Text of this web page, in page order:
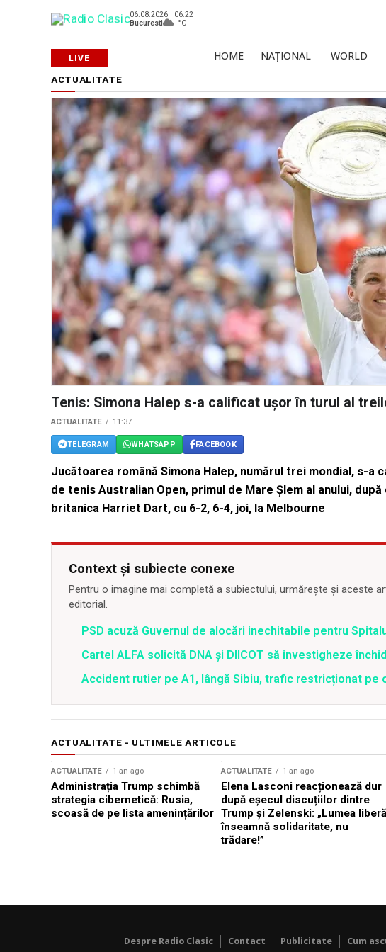
06.08.2026 | 06:22
Bucuresti
--°C
HOME NAȚIONAL WORLD
ACTUALITATE
Tenis: Simona Halep s-a calificat uşor în turul al
ACTUALITATE 11:37
TELEGRAM WHATSAPP FACEBOOK
Jucătoarea română Simona Halep, numărul trei mondial, s-a
de tenis Australian Open, primul de Mare Şlem al anului,
britanica Harriet Dart, cu 6-2, 6-4, joi, la Melbourne
Context și subiecte conexe
Pentru o imagine mai completă a subiectului, urmărește și aceste
editorial.
PSD acuză Guvernul de alocări inechitabile pentru
Cartel ALFA solicită DNA și DIICOT să investigheze
Accident rutier pe A1, lângă Sibiu, trafic restricționat pe
ACTUALITATE - ULTIMELE ARTICOLE
ACTUALITATE 1 an ago
Administrația Trump schimbă
strategia cibernetică: Rusia,
scoasă de pe lista amenințărilor
ACTUALITATE 1 an ago
Elena Lasconi reacționează dur
după eșecul discuțiilor dintre
Trump și Zelenski: „Lumea liberă
înseamnă solidaritate, nu
trădare!”
Despre Radio Clasic Contact Publicitate Cum